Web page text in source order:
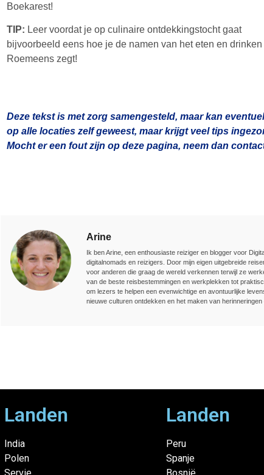
Boekarest!
TIP: Leer voordat je op culinaire ontdekkingstocht gaat
bijvoorbeeld eens hoe je de namen van het eten en
Roemeens zegt!
Deze tekst is met zorg samengesteld, maar kan
op alle locaties zelf geweest, maar krijgt veel tips
Mocht er een fout zijn op deze pagina, neem dan
Arine
Ik ben Arine, een enthousiaste reiziger en blogger voor
digitalnomads en reizigers. Door mijn eigen uitgebreide
voor anderen die graag de wereld verkennen terwijl ze
van de beste reisbestemmingen en werkplekken tot
om lezers te helpen een evenwichtige en avontuurlijke
nieuwe culturen ontdekken en het maken van herinneringen
Landen
India
Polen
Servie
Landen
Peru
Spanje
Bosnië